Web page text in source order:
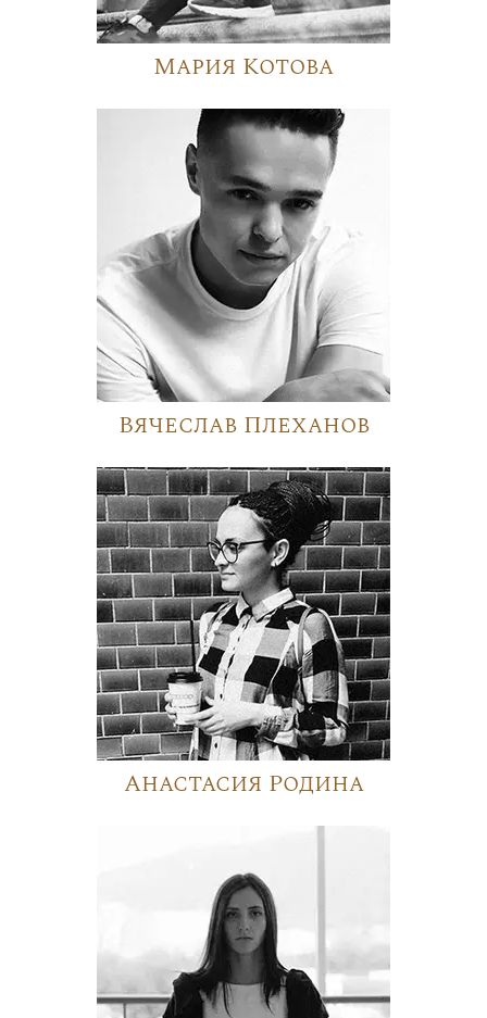
Мария Котова
Вячеслав Плеханов
Анастасия Родина